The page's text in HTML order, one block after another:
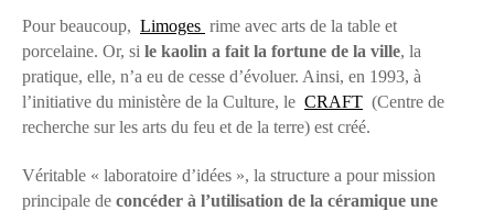
Pour beaucoup, Limoges rime avec arts de la table et
porcelaine. Or, si le kaolin a fait la fortune de la ville, la
pratique, elle, n’a eu de cesse d’évoluer. Ainsi, en 1993, à
l’initiative du ministère de la Culture, le CRAFT (Centre de
recherche sur les arts du feu et de la terre) est créé.
Véritable « laboratoire d’idées », la structure a pour mission
principale de concéder à l’utilisation de la céramique une